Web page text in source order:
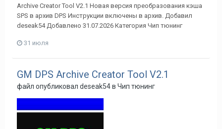
Archive Creator Tool V2.1 Новая версия преобразования кэша
SPS в архив DPS Инструкции включены в архив. Добавил
deseak54 Добавлено 31.07.2026 Категория Чип тюнинг
31 июля
GM DPS Archive Creator Tool V2.1
файл опубликовал deseak54в Чип тюнинг